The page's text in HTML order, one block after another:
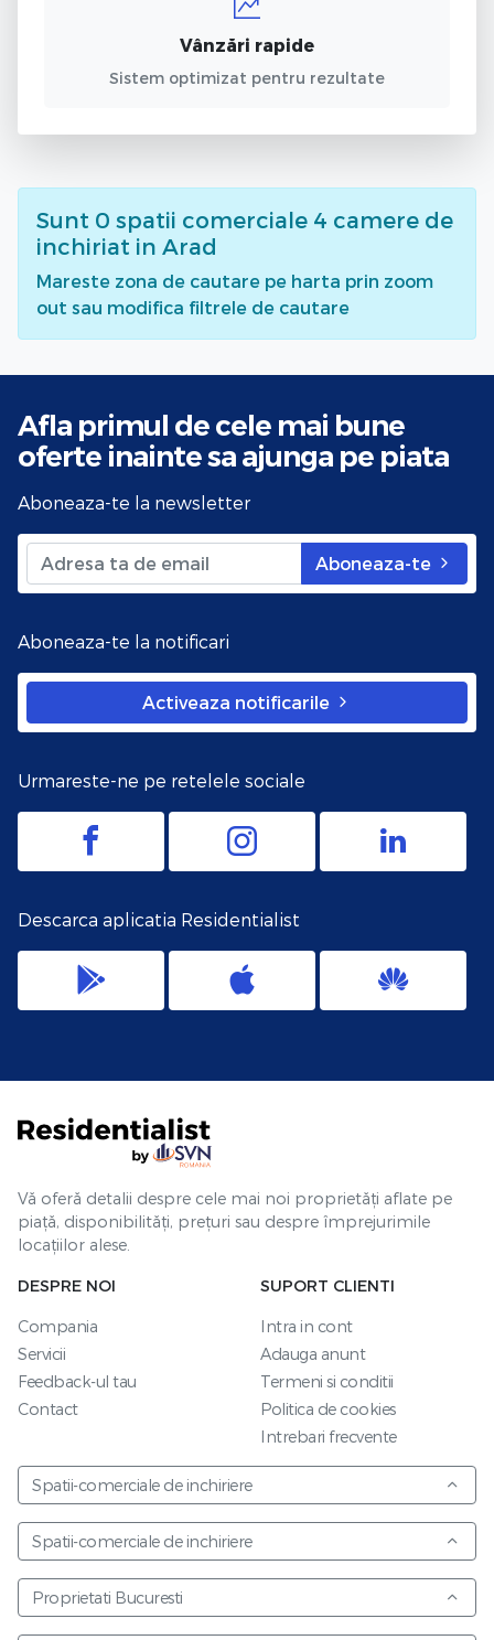
Vânzări rapide
Sistem optimizat pentru rezultate
Sunt 0 spatii comerciale 4 camere de
inchiriat in Arad
Mareste zona de cautare pe harta prin zoom
out sau modifica filtrele de cautare
Afla primul de cele mai bune
oferte inainte sa ajunga pe piata
Aboneaza-te la newsletter
Aboneaza-te
Aboneaza-te la notificari
Activeaza notificarile
Urmareste-ne pe retelele sociale
Descarca aplicatia Residentialist
Vă oferă detalii despre cele mai noi proprietăți aflate pe
piață, disponibilități, prețuri sau despre împrejurimile
locațiilor alese.
DESPRE NOI
Compania
Servicii
Feedback-ul tau
Contact
SUPORT CLIENTI
Intra in cont
Adauga anunt
Termeni si conditii
Politica de cookies
Intrebari frecvente
Spatii-comerciale de inchiriere
Spatii-comerciale de inchiriere
Proprietati Bucuresti